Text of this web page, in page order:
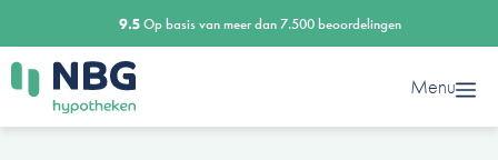
naar
de
inhoud
9.5Op basis van meer dan 7.500 beoordelingen
Menu